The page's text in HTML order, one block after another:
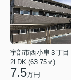
宇部市西小串３丁目
2LDK (63.75㎡)
7.5万円